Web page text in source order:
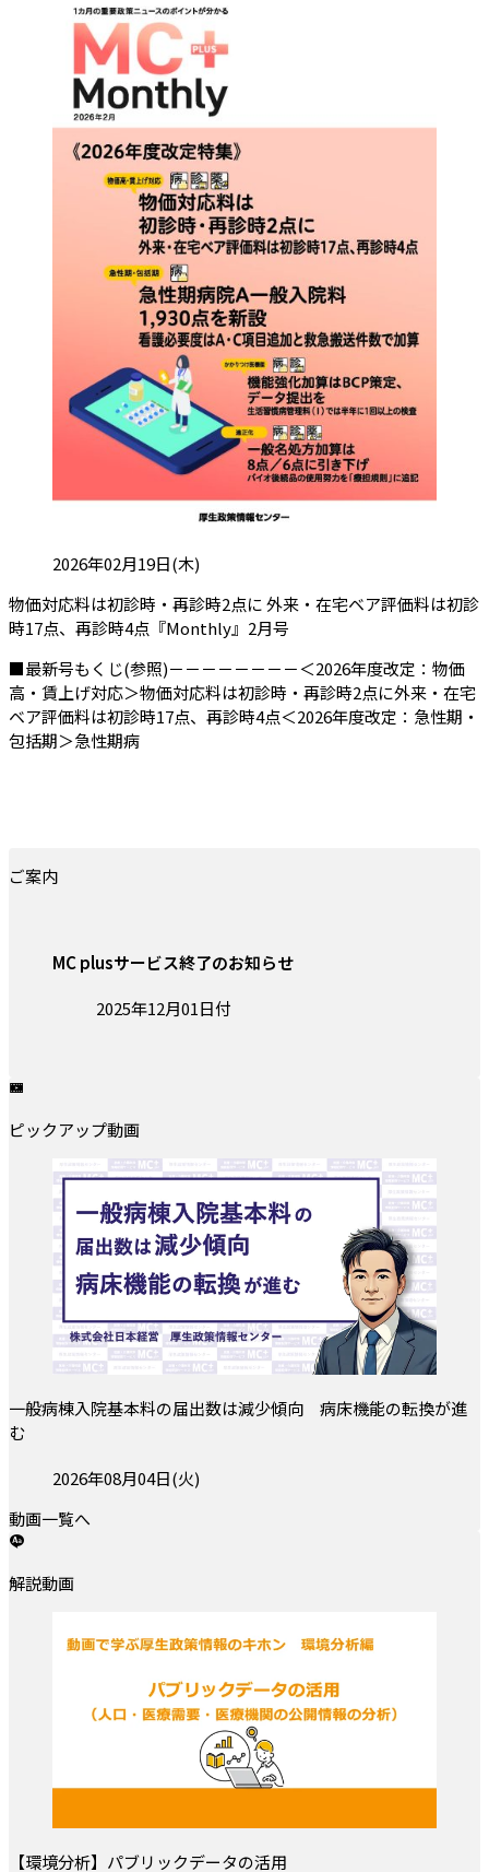
投稿日:2026年02月19日(木)
物価対応料は初診時・再診時2点に 外来・在宅ベア評価料は初診
時17点、再診時4点『Monthly』2月号
■最新号もくじ(参照)－－－－－－－－＜2026年度改定：物価
高・賃上げ対応＞物価対応料は初診時・再診時2点に外来・在宅
ベア評価料は初診時17点、再診時4点＜2026年度改定：急性期・
包括期＞急性期病
ご案内
MC plusサービス終了のお知らせ
投稿日:2025年12月01日付
ピックアップ動画
一般病棟入院基本料の届出数は減少傾向 病床機能の転換が進
む
投稿日:2026年08月04日(火)
動画一覧へ
解説動画
【環境分析】パブリックデータの活用